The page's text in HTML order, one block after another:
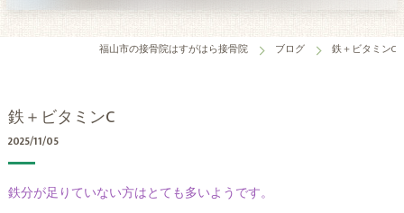
福山市の接骨院はすがはら接骨院 ブログ 鉄＋ビタミンC
鉄＋ビタミンC
2025/11/05
鉄分が足りていない方はとても多いようです。